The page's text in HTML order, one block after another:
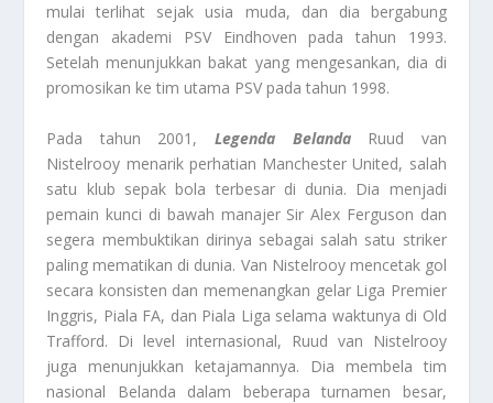
mulai terlihat sejak usia muda, dan dia bergabung
dengan akademi PSV Eindhoven pada tahun 1993.
Setelah menunjukkan bakat yang mengesankan, dia di
promosikan ke tim utama PSV pada tahun 1998.
Pada tahun 2001, Legenda BelandaRuud van
Nistelrooy menarik perhatian Manchester United, salah
satu klub sepak bola terbesar di dunia. Dia menjadi
pemain kunci di bawah manajer Sir Alex Ferguson dan
segera membuktikan dirinya sebagai salah satu striker
paling mematikan di dunia. Van Nistelrooy mencetak gol
secara konsisten dan memenangkan gelar Liga Premier
Inggris, Piala FA, dan Piala Liga selama waktunya di Old
Trafford. Di level internasional, Ruud van Nistelrooy
juga menunjukkan ketajamannya. Dia membela tim
nasional Belanda dalam beberapa turnamen besar,